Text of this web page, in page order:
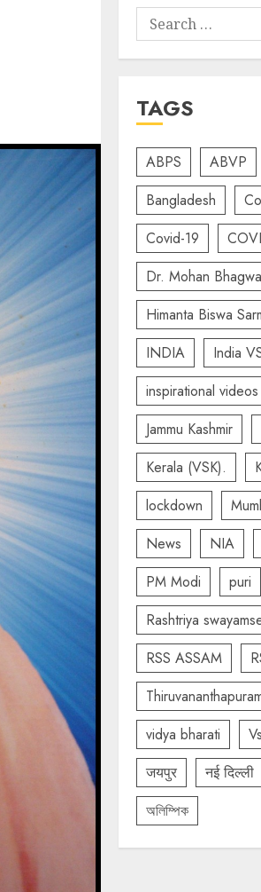
Search
for:
TAGS
ABPS ABVP
Bangladesh
Covid-19
Dr. Mohan
Himanta Biswa
INDIA
India
inspirational videos
Jammu Kashmir
Kerala (VSK).
lockdown
News
NIA
PM Modi
puri
Rashtriya
RSS ASSAM
vidya bharati
जयपुर
नई दिल्ली
অলিম্পিক